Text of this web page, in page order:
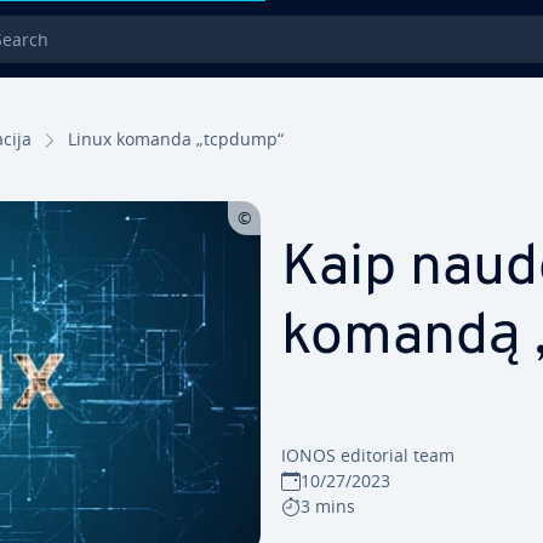
Linux komanda „tcpdump“
Kaip
komandą
IONOS editorial team
10/27/2023
3 mins